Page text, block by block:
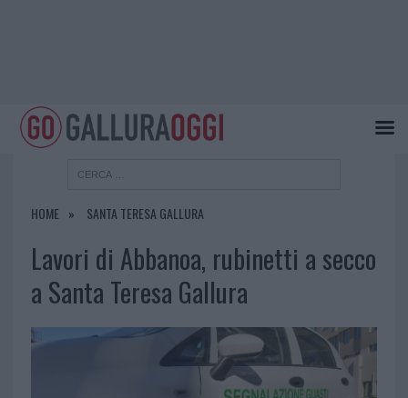
HOME SANTA TERESA GALLURA
Lavori di Abbanoa, rubinetti a secco
a Santa Teresa Gallura